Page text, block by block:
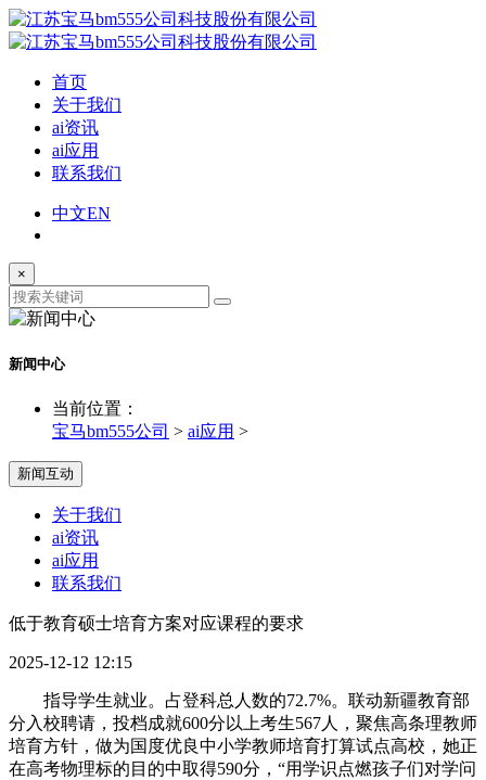
首页
关于我们
ai资讯
ai应用
联系我们
中文EN
×
新闻中心
当前位置：
宝马bm555公司 > ai应用 >
新闻互动
关于我们
ai资讯
ai应用
联系我们
低于教育硕士培育方案对应课程的要求
2025-12-12 12:15
指导学生就业。占登科总人数的72.7%。联动新疆教育部
分入校聘请，投档成就600分以上考生567人，聚焦高条理教师
培育方针，做为国度优良中小学教师培育打算试点高校，她正
在高考物理标的目的中取得590分，“用学识点燃孩子们对学问